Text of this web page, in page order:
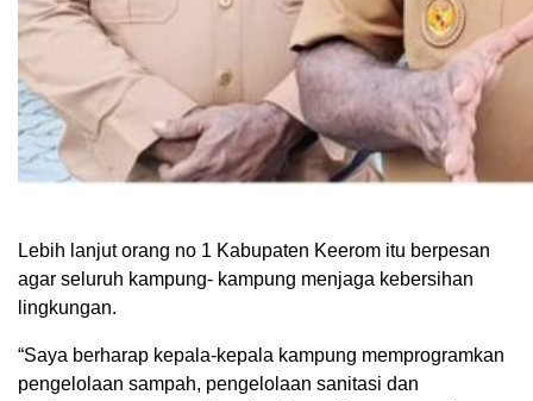
Lebih lanjut orang no 1 Kabupaten Keerom itu berpesan
agar seluruh kampung- kampung menjaga kebersihan
lingkungan.
“Saya berharap kepala-kepala kampung memprogramkan
pengelolaan sampah, pengelolaan sanitasi dan